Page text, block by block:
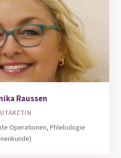
Raussen
Operationen, Phlebologie